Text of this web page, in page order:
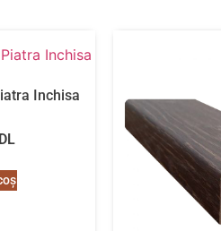
Inchisa